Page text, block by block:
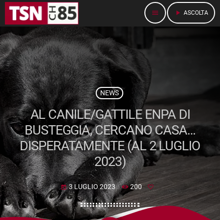
menu play_arrow ASCOLTA
NEWS
AL CANILE/GATTILE ENPA DI
BUSTEGGIA, CERCANO CASA…
DISPERATAMENTE (AL 2 LUGLIO
2023)
today 3 LUGLIO 2023 200